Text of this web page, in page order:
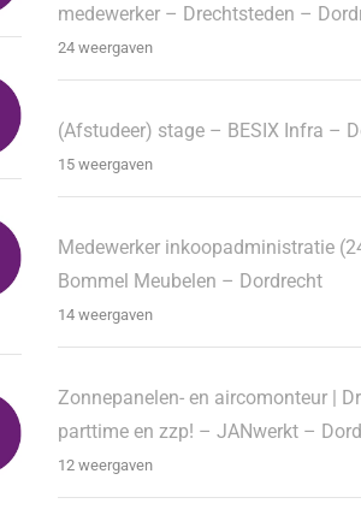
medewerker – Drechtsteden –
24 weergaven
(Afstudeer) stage – BESIX Infra –
15 weergaven
Medewerker inkoopadministratie
Bommel Meubelen – Dordrecht
14 weergaven
Zonnepanelen- en aircomonteur |
parttime en zzp! – JANwerkt –
12 weergaven